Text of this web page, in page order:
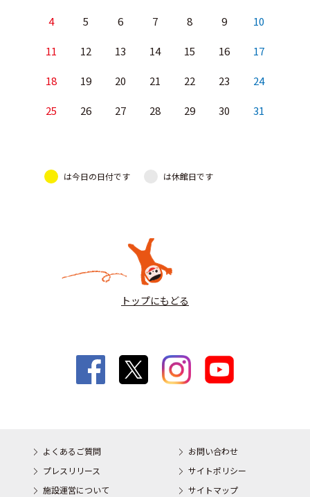
4 5 6 7 8 9 10
11 12 13 14 15 16 17
18 19 20 21 22 23 24
25 26 27 28 29 30 31
は今日の日付です は休館日です
トップにもどる
よくあるご質問
お問い合わせ
プレスリリース
サイトポリシー
施設運営について
サイトマップ